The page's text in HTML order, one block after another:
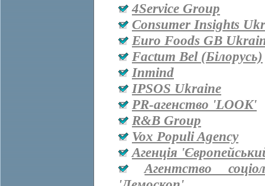
4Service Group
Consumer Insights
Euro Foods GB
Factum Bel (Білорусь)
Inmind
IPSOS Ukraine
PR-агенство 'LOOK'
R&B Group
Vox Populi Agency
Агенція
Агентство